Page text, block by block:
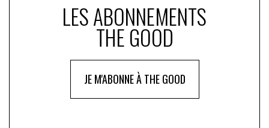
LES ABONNEMENTS
THE GOOD
JE M'ABONNE À THE GOOD